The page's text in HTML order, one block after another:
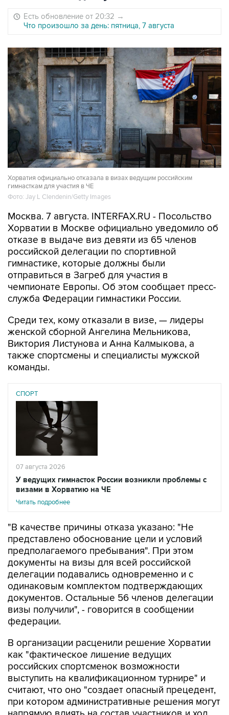
Есть обновление от 20:32 →
Что произошло за день: пятница, 7 августа
Хорватия официально отказала в визах ведущим российским
гимнасткам для участия в ЧЕ
Фото: Jay L Clendenin/Getty Images
Москва. 7 августа. INTERFAX.RU - Посольство
Хорватии в Москве официально уведомило об
отказе в выдаче виз девяти из 65 членов
российской делегации по спортивной
гимнастике, которые должны были
отправиться в Загреб для участия в
чемпионате Европы. Об этом сообщает пресс-
служба Федерации гимнастики России.
Среди тех, кому отказали в визе, — лидеры
женской сборной Ангелина Мельникова,
Виктория Листунова и Анна Калмыкова, а
также спортсмены и специалисты мужской
команды.
СПОРТ
07 августа 2026
У ведущих гимнасток России возникли проблемы с
визами в Хорватию на ЧЕ
Читать подробнее
"В качестве причины отказа указано: "Не
представлено обоснование цели и условий
предполагаемого пребывания". При этом
документы на визы для всей российской
делегации подавались одновременно и с
одинаковым комплектом подтверждающих
документов. Остальные 56 членов делегации
визы получили", - говорится в сообщении
федерации.
В организации расценили решение Хорватии
как "фактическое лишение ведущих
российских спортсменок возможности
выступить на квалификационном турнире" и
считают, что оно "создает опасный прецедент,
при котором административные решения могут